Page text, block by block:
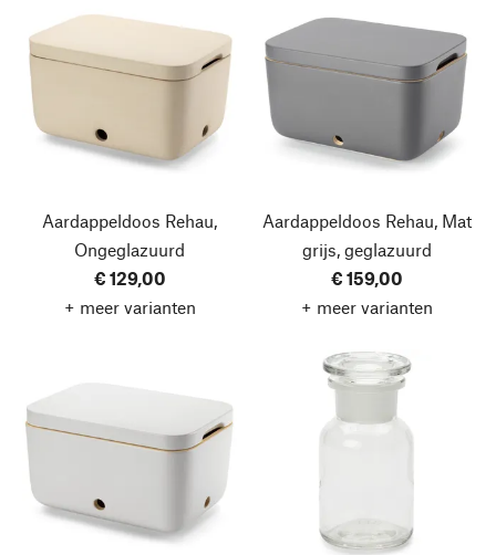
Aardappeldoos Rehau,
Ongeglazuurd
€ 129,00
+ meer varianten
Aardappeldoos Rehau, Mat
grijs, geglazuurd
€ 159,00
+ meer varianten